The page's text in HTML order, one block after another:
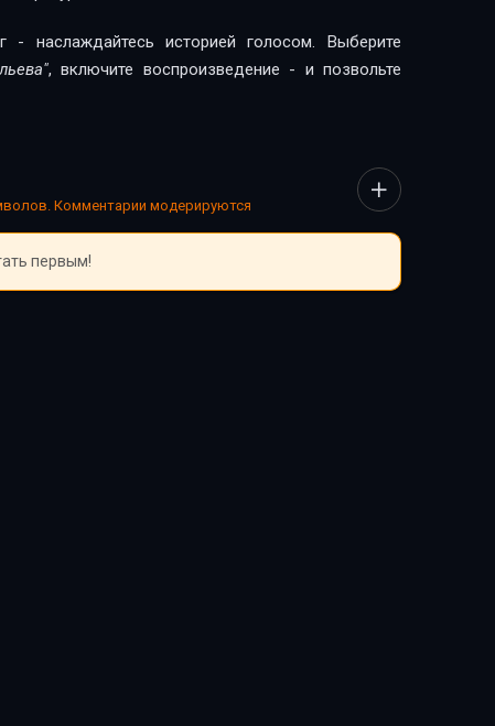
- наслаждайтесь историей голосом. Выберите
, включите воспроизведение - и позвольте
Комментарии модерируются
первым!